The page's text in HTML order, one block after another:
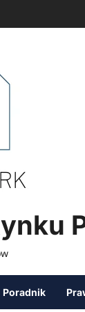
Poradnik